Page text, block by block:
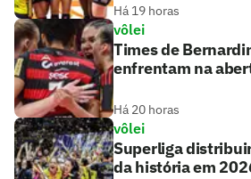
Há 19 horas
vôlei
Times de
enfrentam na
Há 20 horas
vôlei
Superliga
da história em